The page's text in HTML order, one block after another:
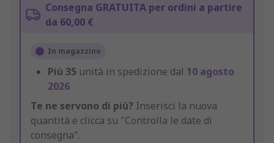
Consegna GRATUITA per ordini a partire
da 60,00 €
In magazzino
Più 35 unità in spedizione dal 10 agosto
2026
Te ne servono di più? Inserisci la nuova
quantità e clicca su "Controlla le date di
consegna".